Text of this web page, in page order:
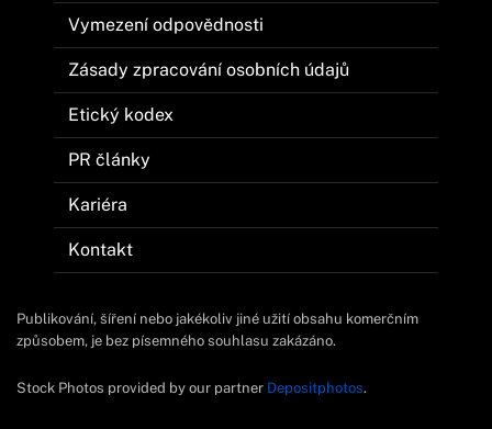
Vymezení odpovědnosti
Zásady zpracování osobních údajů
Etický kodex
PR články
Kariéra
Kontakt
Publikování, šíření nebo jakékoliv jiné užití obsahu komerčním
způsobem, je bez písemného souhlasu zakázáno.
Stock Photos provided by our partner Depositphotos.